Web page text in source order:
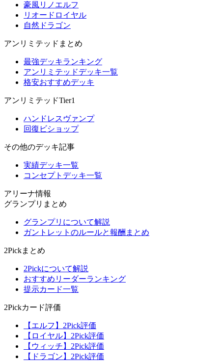
豪風リノエルフ
リオードロイヤル
自然ドラゴン
アンリミテッドまとめ
最強デッキランキング
アンリミテッドデッキ一覧
格安おすすめデッキ
アンリミテッドTier1
ハンドレスヴァンプ
回復ビショップ
その他のデッキ記事
実績デッキ一覧
コンセプトデッキ一覧
アリーナ情報
グランプリまとめ
グランプリについて解説
ガントレットのルールと報酬まとめ
2Pickまとめ
2Pickについて解説
おすすめリーダーランキング
提示カード一覧
2Pickカード評価
【エルフ】2Pick評価
【ロイヤル】2Pick評価
【ウィッチ】2Pick評価
【ドラゴン】2Pick評価